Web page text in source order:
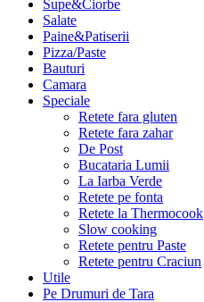
Supe&Ciorbe
Salate
Paine&Patiserii
Pizza/Paste
Bauturi
Camara
Speciale
Retete fara gluten
Retete fara zahar
De Post
Bucataria Lumii
La Iarba Verde
Retete pe fonta
Retete la Thermocook
Slow cooking
Retete pentru Paste
Retete pentru Craciun
Utile
Pe Drumuri de Tara